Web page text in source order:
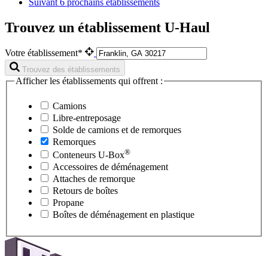
Trouvez un établissement U-Haul
Votre établissement*
Trouvez des établissements
Afficher les établissements qui offrent :
Camions
Libre-entreposage
Solde de camions et de remorques
Remorques
Conteneurs U-Box®
Accessoires de déménagement
Attaches de remorque
Retours de boîtes
Propane
Boîtes de déménagement en plastique